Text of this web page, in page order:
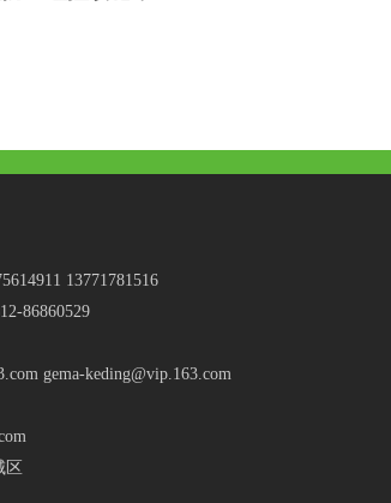
13771781516
86860529
gema-keding@vip.163.com
区